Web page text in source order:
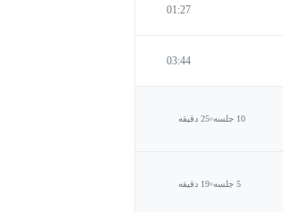
01:27
03:44
10 جلسه 25 دقیقه
5 جلسه 19 دقیقه